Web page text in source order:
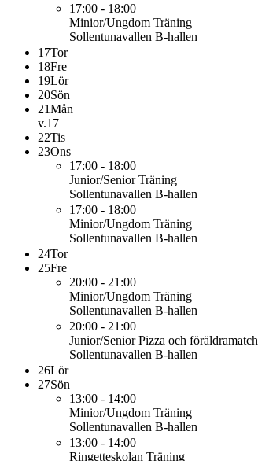
17:00 - 18:00
Minior/Ungdom Träning
Sollentunavallen B-hallen
17Tor
18Fre
19Lör
20Sön
21Mån
v.17
22Tis
23Ons
17:00 - 18:00
Junior/Senior Träning
Sollentunavallen B-hallen
17:00 - 18:00
Minior/Ungdom Träning
Sollentunavallen B-hallen
24Tor
25Fre
20:00 - 21:00
Minior/Ungdom Träning
Sollentunavallen B-hallen
20:00 - 21:00
Junior/Senior Pizza och föräldramatch
Sollentunavallen B-hallen
26Lör
27Sön
13:00 - 14:00
Minior/Ungdom Träning
Sollentunavallen B-hallen
13:00 - 14:00
Ringetteskolan Träning